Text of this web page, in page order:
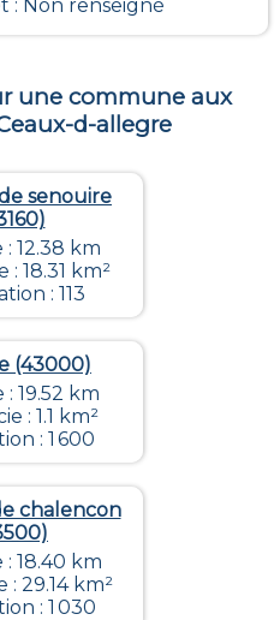
: Non renseigné
une commune aux
d-allegre
senouire
: 12.38 km
: 18.31 km²
: 113
(43000)
: 19.52 km
: 1.1 km²
: 1 600
chalencon
: 18.40 km
: 29.14 km²
: 1 030